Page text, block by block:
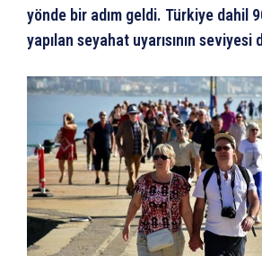
yönde bir adım geldi. Türkiye dahil
yapılan seyahat uyarısının seviyesi